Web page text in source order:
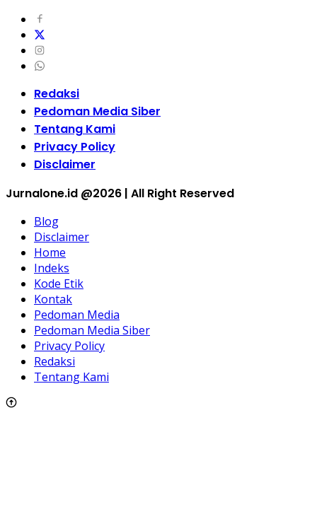
Redaksi
Pedoman Media Siber
Tentang Kami
Privacy Policy
Disclaimer
Jurnalone.id @2026 | All Right Reserved
Blog
Disclaimer
Home
Indeks
Kode Etik
Kontak
Pedoman Media
Pedoman Media Siber
Privacy Policy
Redaksi
Tentang Kami